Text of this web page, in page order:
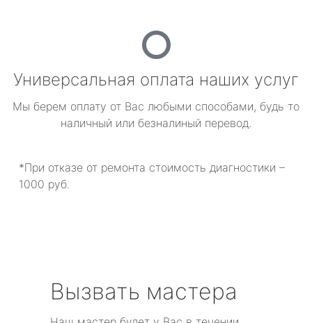
Универсальная оплата наших услуг
Мы берем оплату от Вас любыми способами, будь то
наличный или безналиный перевод.
*При отказе от ремонта стоимость диагностики –
1000 руб.
Вызвать мастера